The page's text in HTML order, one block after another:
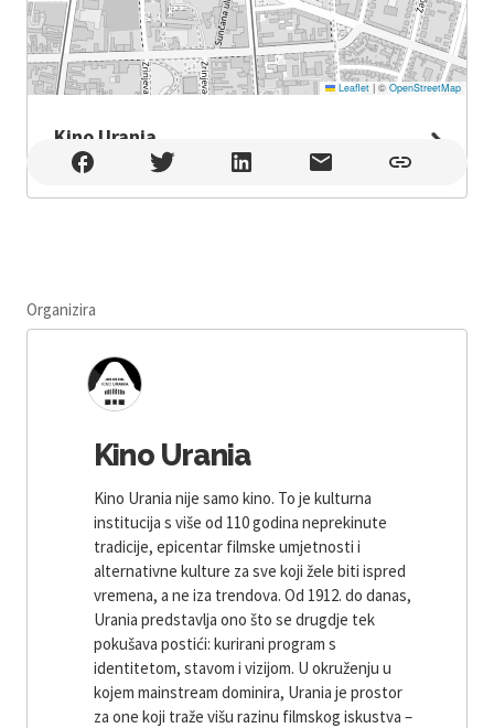
Leaflet |© OpenStreetMap
Kino Urania
Kino Urania , Osijek
Organizira
Kino Urania
Kino Urania nije samo kino. To je kulturna
institucija s više od 110 godina neprekinute
tradicije, epicentar filmske umjetnosti i
alternativne kulture za sve koji žele biti ispred
vremena, a ne iza trendova. Od 1912. do danas,
Urania predstavlja ono što se drugdje tek
pokušava postići: kurirani program s
identitetom, stavom i vizijom. U okruženju u
kojem mainstream dominira, Urania je prostor
za one koji traže višu razinu filmskog iskustva –